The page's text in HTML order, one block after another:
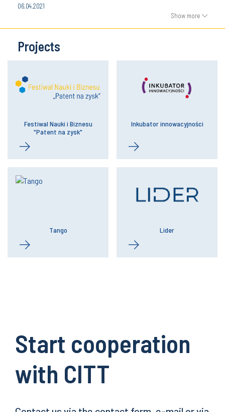
06.04.2021
Show more
Projects
Festiwal Nauki i Biznesu
"Patent na zysk"
Inkubator innowacyjności
Tango Lider
Start cooperation
with CITT